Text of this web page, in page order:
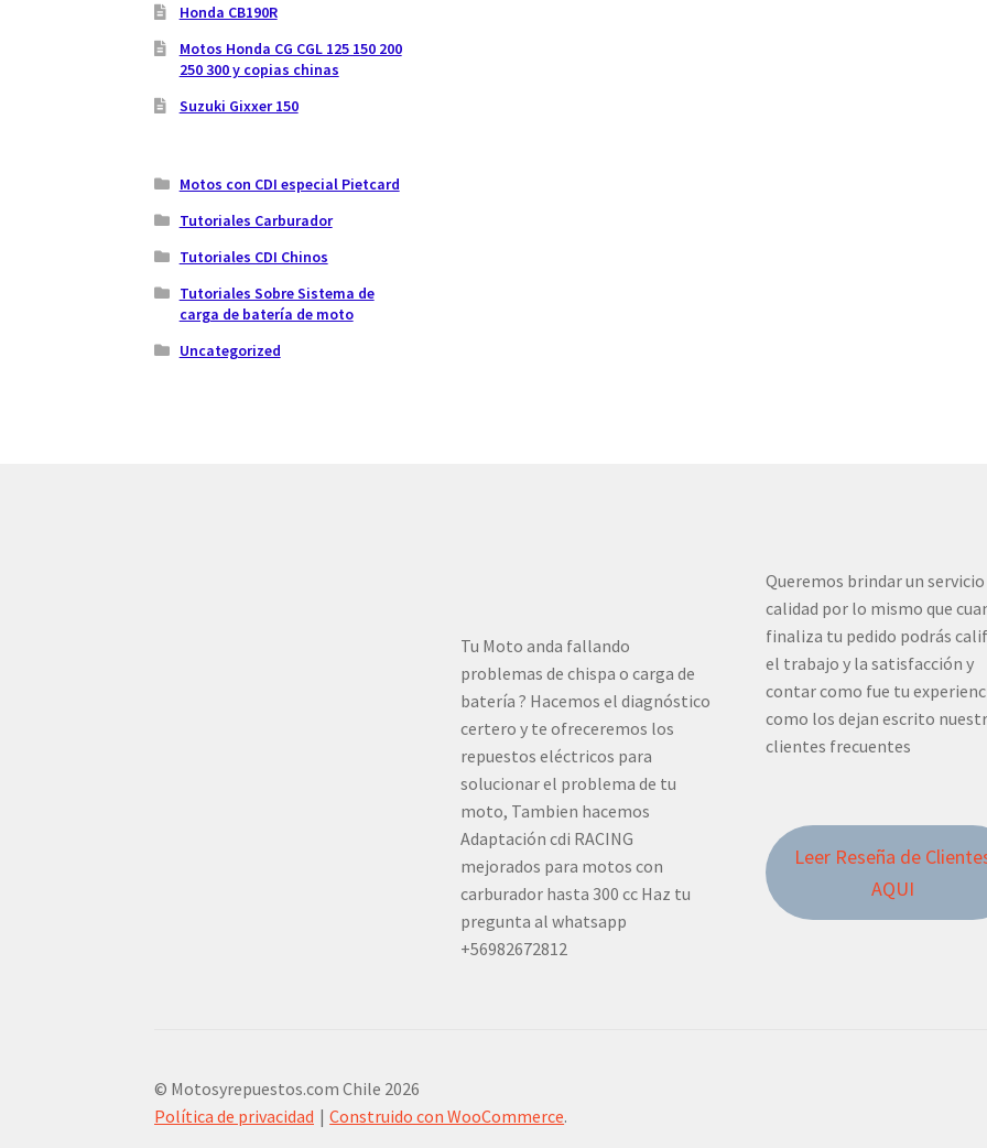
Honda CB190R
Motos Honda CG CGL 125 150 200
250 300 y copias chinas
Suzuki Gixxer 150
Motos con CDI especial Pietcard
Tutoriales Carburador
Tutoriales CDI Chinos
Tutoriales Sobre Sistema de
carga de batería de moto
Uncategorized
Tu Moto anda fallando
problemas de chispa o carga de
batería ? Hacemos el diagnóstico
certero y te ofreceremos los
repuestos eléctricos para
solucionar el problema de tu
moto, Tambien hacemos
Adaptación cdi RACING
mejorados para motos con
carburador hasta 300 cc Haz tu
pregunta al whatsapp
+56982672812
Queremos brindar un servicio
calidad por lo mismo que
finaliza tu pedido podrás
el trabajo y la satisfacción y
contar como fue tu
como los dejan escrito
clientes frecuentes
Leer Reseña de
AQUI
© Motosyrepuestos.com Chile 2026
Política de privacidad
Construido con WooCommerce.